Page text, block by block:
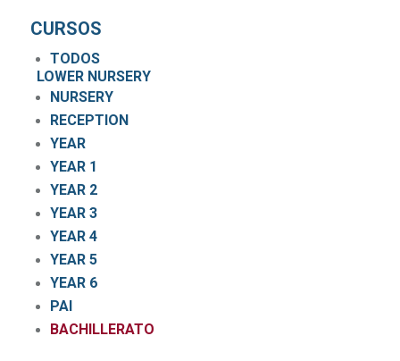
CURSOS
TODOS
LOWER NURSERY
NURSERY
RECEPTION
YEAR
YEAR 1
YEAR 2
YEAR 3
YEAR 4
YEAR 5
YEAR 6
PAI
BACHILLERATO